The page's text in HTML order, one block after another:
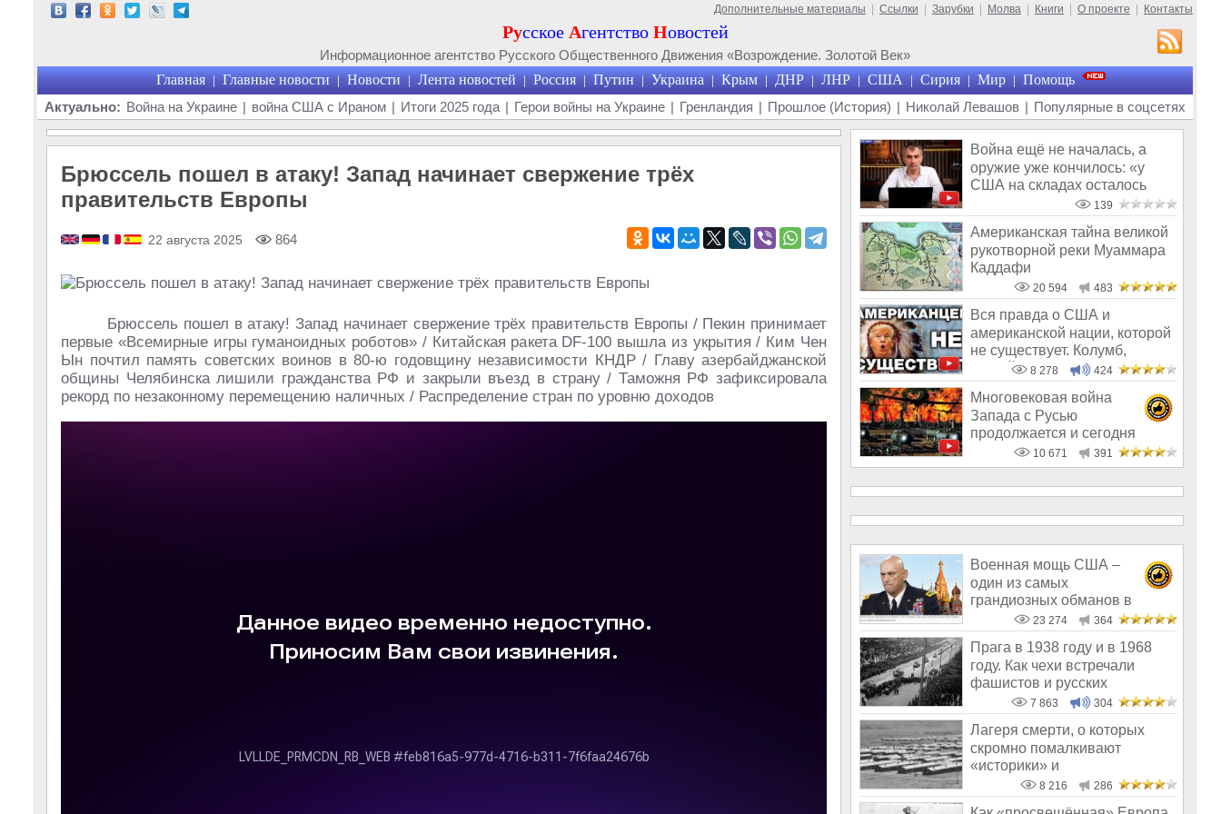
Дополнительные материалы Ссылки Зарубки Молва Книги О проекте Контакты
Русское Агентство Новостей
Информационное агентство Русского Общественного Движения «Возрождение. Золотой Век»
Главная | Главные новости | Новости | Лента новостей | Россия | Путин | Украина | Крым | ДНР | ЛНР | США | Сирия | Мир | Помощь
Актуально: Война на Украине | война США с Ираном | Итоги 2025 года | Герои войны на Украине | Гренландия | Прошлое (История) | Николай Левашов | Популярные в соцсетях
Брюссель пошел в атаку! Запад начинает свержение трёх
правительств Европы
22 августа 2025 864
Брюссель пошел в атаку! Запад начинает свержение трёх правительств Европы / Пекин принимает
первые «Всемирные игры гуманоидных роботов» / Китайская ракета DF-100 вышла из укрытия / Ким Чен
Ын почтил память советских воинов в 80-ю годовщину независимости КНДР / Главу азербайджанской
общины Челябинска лишили гражданства РФ и закрыли въезд в страну / Таможня РФ зафиксировала
рекорд по незаконному перемещению наличных / Распределение стран по уровню доходов
Война ещё не началась, а
оружие уже кончилось: «у
США на складах осталось
139
Американская тайна великой
рукотворной реки Муаммара
Каддафи
20 594 483
Вся правда о США и
американской нации, которой
не существует. Колумб,
закрой Америк
8 278 424
Многовековая война
Запада с Русью
продолжается и сегодня
10 671 391
Военная мощь США –
один из самых
грандиозных обманов в
истории человечества
23 274 364
Прага в 1938 году и в 1968
году. Как чехи встречали
фашистов и русских
7 863 304
Лагеря смерти, о которых
скромно помалкивают
«историки» и
«правозащитники»
8 216 286